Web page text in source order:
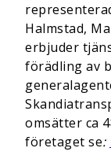
Halmstad,
erbjuder
förädling av
omsätter ca
företaget se: